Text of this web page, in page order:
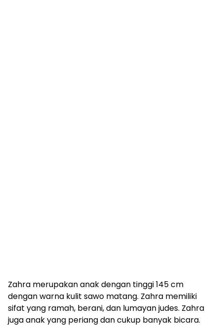
Zahra merupakan anak dengan tinggi 145 cm
dengan warna kulit sawo matang. Zahra memiliki
sifat yang ramah, berani, dan lumayan judes. Zahra
juga anak yang periang dan cukup banyak bicara.